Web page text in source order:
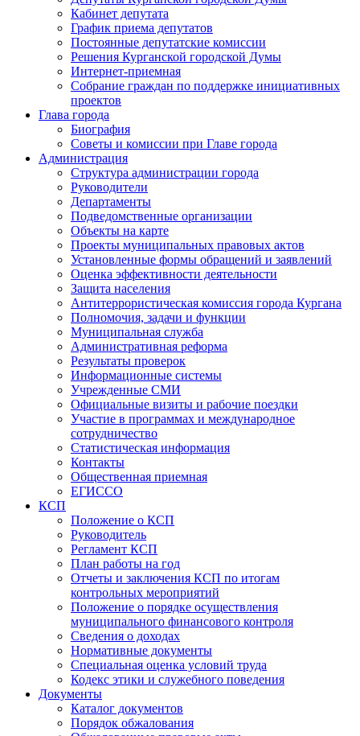
Кабинет депутата
График приема депутатов
Постоянные депутатские комиссии
Решения Курганской городской Думы
Интернет-приемная
Собрание граждан по поддержке инициативных
проектов
Глава города
Биография
Советы и комиссии при Главе города
Администрация
Структура администрации города
Руководители
Департаменты
Подведомственные организации
Объекты на карте
Проекты муниципальных правовых актов
Установленные формы обращений и заявлений
Оценка эффективности деятельности
Защита населения
Антитеррористическая комиссия города Кургана
Полномочия, задачи и функции
Муниципальная служба
Административная реформа
Результаты проверок
Информационные системы
Учрежденные СМИ
Официальные визиты и рабочие поездки
Участие в программах и международное
сотрудничество
Статистическая информация
Контакты
Общественная приемная
ЕГИССО
КСП
Положение о КСП
Руководитель
Регламент КСП
План работы на год
Отчеты и заключения КСП по итогам
контрольных мероприятий
Положение о порядке осуществления
муниципального финансового контроля
Сведения о доходах
Нормативные документы
Специальная оценка условий труда
Кодекс этики и служебного поведения
Документы
Каталог документов
Порядок обжалования